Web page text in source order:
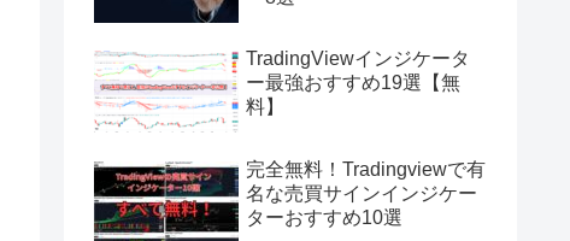
TradingViewインジケータ
ー最強おすすめ19選【無
料】
完全無料！Tradingviewで有
名な売買サインインジケー
ターおすすめ10選